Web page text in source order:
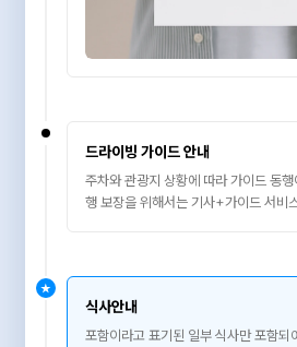
드라이빙 가이드 안내
주차와 관광지 상황에 따라 가이드 동
행 보장을 위해서는 기사+가이드 서비
★
식사안내
포함이라고 표기된 일부 식사만 포함되